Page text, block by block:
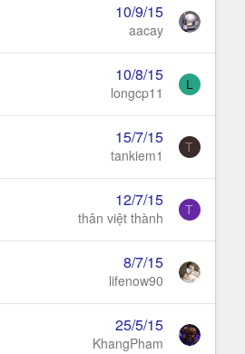
10/9/15
aacay
10/8/15
longcp11 L
15/7/15
tankiem1 T
12/7/15
thân việt thành T
8/7/15
lifenow90
25/5/15
KhangPham